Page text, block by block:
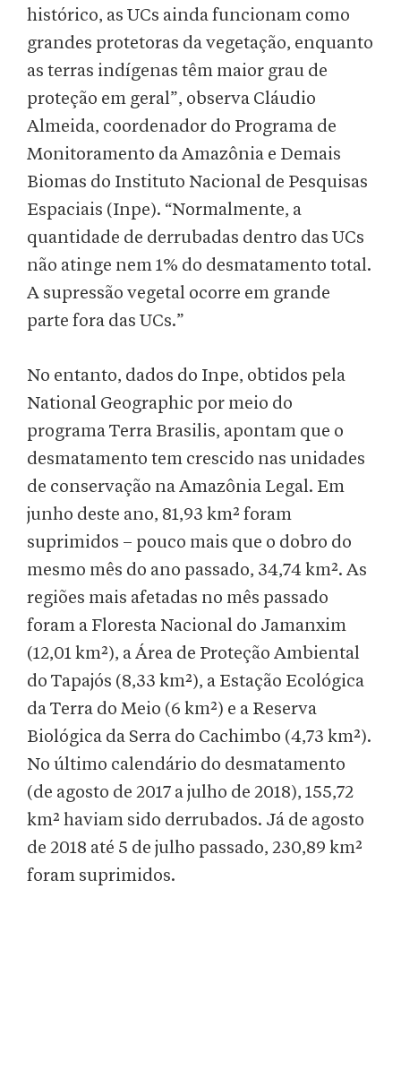
histórico, as UCs ainda funcionam como
grandes protetoras da vegetação, enquanto
as terras indígenas têm maior grau de
proteção em geral”, observa Cláudio
Almeida, coordenador do Programa de
Monitoramento da Amazônia e Demais
Biomas do Instituto Nacional de Pesquisas
Espaciais (Inpe). “Normalmente, a
quantidade de derrubadas dentro das UCs
não atinge nem 1% do desmatamento total.
A supressão vegetal ocorre em grande
parte fora das UCs.”
No entanto, dados do Inpe, obtidos pela
National Geographic por meio do
programa Terra Brasilis, apontam que o
desmatamento tem crescido nas unidades
de conservação na Amazônia Legal. Em
junho deste ano, 81,93 km² foram
suprimidos – pouco mais que o dobro do
mesmo mês do ano passado, 34,74 km². As
regiões mais afetadas no mês passado
foram a Floresta Nacional do Jamanxim
(12,01 km²), a Área de Proteção Ambiental
do Tapajós (8,33 km²), a Estação Ecológica
da Terra do Meio (6 km²) e a Reserva
Biológica da Serra do Cachimbo (4,73 km²).
No último calendário do desmatamento
(de agosto de 2017 a julho de 2018), 155,72
km² haviam sido derrubados. Já de agosto
de 2018 até 5 de julho passado, 230,89 km²
foram suprimidos.